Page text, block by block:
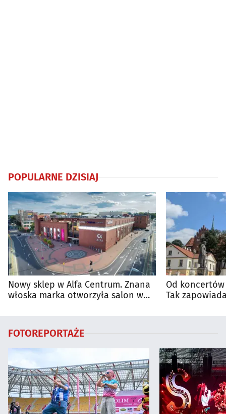
POPULARNE DZISIAJ
Nowy sklep w Alfa Centrum. Znana
włoska marka otworzyła salon w
Od
Tak
FOTOREPORTAŻE